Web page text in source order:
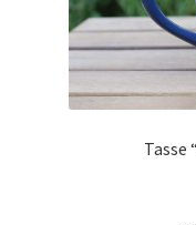
Tasse